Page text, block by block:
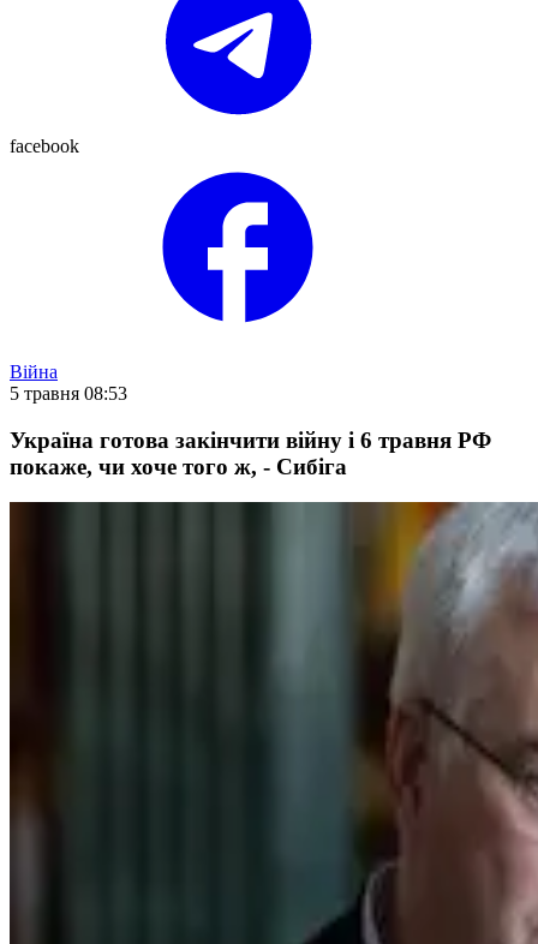
facebook
Війна
5 травня 08:53
Україна готова закінчити війну і 6 травня РФ
покаже, чи хоче того ж, - Сибіга